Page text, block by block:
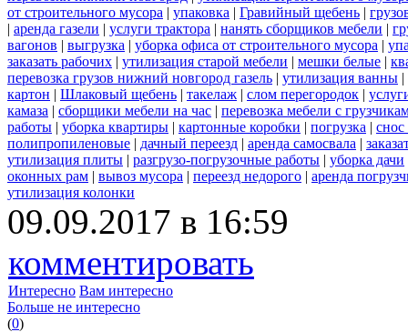
от строительного мусора | упаковка | Гравийный щебень |
| аренда газели | услуги трактора | нанять сборщиков мебели |
вагонов | выгрузка | уборка офиса от строительного мусора |
заказать рабочих | утилизация старой мебели | мешки белые |
перевозка грузов нижний новгород газель | утилизация ванны |
картон | Шлаковый щебень | такелаж | слом перегородок |
камаза | сборщики мебели на час | перевозка мебели с
работы | уборка квартиры | картонные коробки | погрузка | снос
полипропиленовые | дачный переезд | аренда самосвала |
утилизация плиты | разгрузо-погрузочные работы | уборка дачи
оконных рам | вывоз мусора | переезд недорого | аренда
утилизация колонки
09.09.2017 в 16:59
комментировать
Интересно Вам интересно
Больше не интересно
(0)